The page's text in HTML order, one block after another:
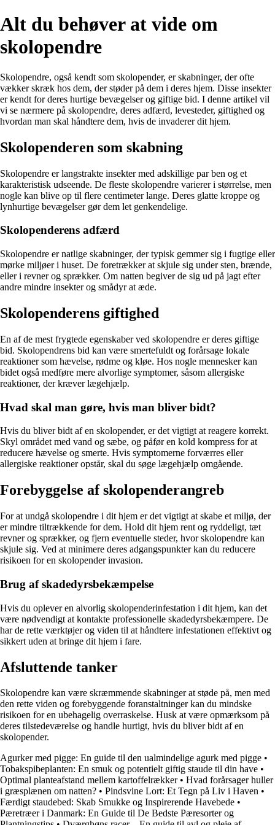
Alt du behøver at vide om
skolopendre
Skolopendre, også kendt som skolopender, er skabninger, der ofte
vækker skræk hos dem, der støder på dem i deres hjem. Disse insekter
er kendt for deres hurtige bevægelser og giftige bid. I denne artikel vil
vi se nærmere på skolopendre, deres adfærd, levesteder, giftighed og
hvordan man skal håndtere dem, hvis de invaderer dit hjem.
Skolopenderen som skabning
Skolopendre er langstrakte insekter med adskillige par ben og et
karakteristisk udseende. De fleste skolopendre varierer i størrelse, men
nogle kan blive op til flere centimeter lange. Deres glatte kroppe og
lynhurtige bevægelser gør dem let genkendelige.
Skolopenderens adfærd
Skolopendre er natlige skabninger, der typisk gemmer sig i fugtige eller
mørke miljøer i huset. De foretrækker at skjule sig under sten, brænde,
eller i revner og sprækker. Om natten begiver de sig ud på jagt efter
andre mindre insekter og smådyr at æde.
Skolopenderens giftighed
En af de mest frygtede egenskaber ved skolopendre er deres giftige
bid. Skolopendrens bid kan være smertefuldt og forårsage lokale
reaktioner som hævelse, rødme og kløe. Hos nogle mennesker kan
bidet også medføre mere alvorlige symptomer, såsom allergiske
reaktioner, der kræver lægehjælp.
Hvad skal man gøre, hvis man bliver bidt?
Hvis du bliver bidt af en skolopender, er det vigtigt at reagere korrekt.
Skyl området med vand og sæbe, og påfør en kold kompress for at
reducere hævelse og smerte. Hvis symptomerne forværres eller
allergiske reaktioner opstår, skal du søge lægehjælp omgående.
Forebyggelse af skolopenderangreb
For at undgå skolopendre i dit hjem er det vigtigt at skabe et miljø, der
er mindre tiltrækkende for dem. Hold dit hjem rent og ryddeligt, tæt
revner og sprækker, og fjern eventuelle steder, hvor skolopendre kan
skjule sig. Ved at minimere deres adgangspunkter kan du reducere
risikoen for en skolopender invasion.
Brug af skadedyrsbekæmpelse
Hvis du oplever en alvorlig skolopenderinfestation i dit hjem, kan det
være nødvendigt at kontakte professionelle skadedyrsbekæmpere. De
har de rette værktøjer og viden til at håndtere infestationen effektivt og
sikkert uden at bringe dit hjem i fare.
Afsluttende tanker
Skolopendre kan være skræmmende skabninger at støde på, men med
den rette viden og forebyggende foranstaltninger kan du mindske
risikoen for en ubehagelig overraskelse. Husk at være opmærksom på
deres tilstedeværelse og handle hurtigt, hvis du bliver bidt af en
skolopender.
Agurker med pigge: En guide til den ualmindelige agurk med pigge •
Tobakspibeplanten: En smuk og potentielt giftig staude til din have •
Optimal planteafstand mellem kartoffelrækker• Hvad forårsager huller
i græsplænen om natten? • Pindsvine Lort: Et Tegn på Liv i Haven •
Færdigt staudebed: Skab Smukke og Inspirerende Havebede •
Pæretræer i Danmark: En Guide til De Bedste Pæresorter og